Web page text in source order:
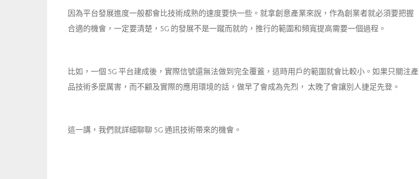
因為平台發展進度一般都會比技術成熟的速度要快一些。就拿創意產業來說，作為創業者就必須要把握
合適的機會，一定要清楚，5G 的發展不是一蹴而就的，推行的範圍和頻寬提高需要一個過程。
比如，一個 5G 平台建成後，實際信號還無法做到完全覆蓋，這時用戶的範圍就會比較小。如果只關注產
品技術多麼厲害，而不顧及實際的應用環境的話，做早了會成為先烈， 太晚了會讓別人捷足先登。
這一講，我們就詳細聊聊 5G 通訊技術帶來的機會。